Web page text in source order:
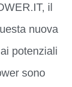
il
nuova
potenziali
sono